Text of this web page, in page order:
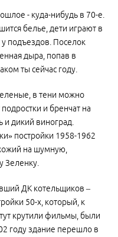
- куда-нибудь в 70-е.
белье, дети играют в
подъездов. Поселок
дыра, попав в
ты сейчас году.
в тени можно
и бренчат на
и дикий виноград.
постройки 1958-1962
на шумную,
Зеленку.
ДК котельщиков –
50-х, который, к
крутили фильмы, были
году здание перешло в